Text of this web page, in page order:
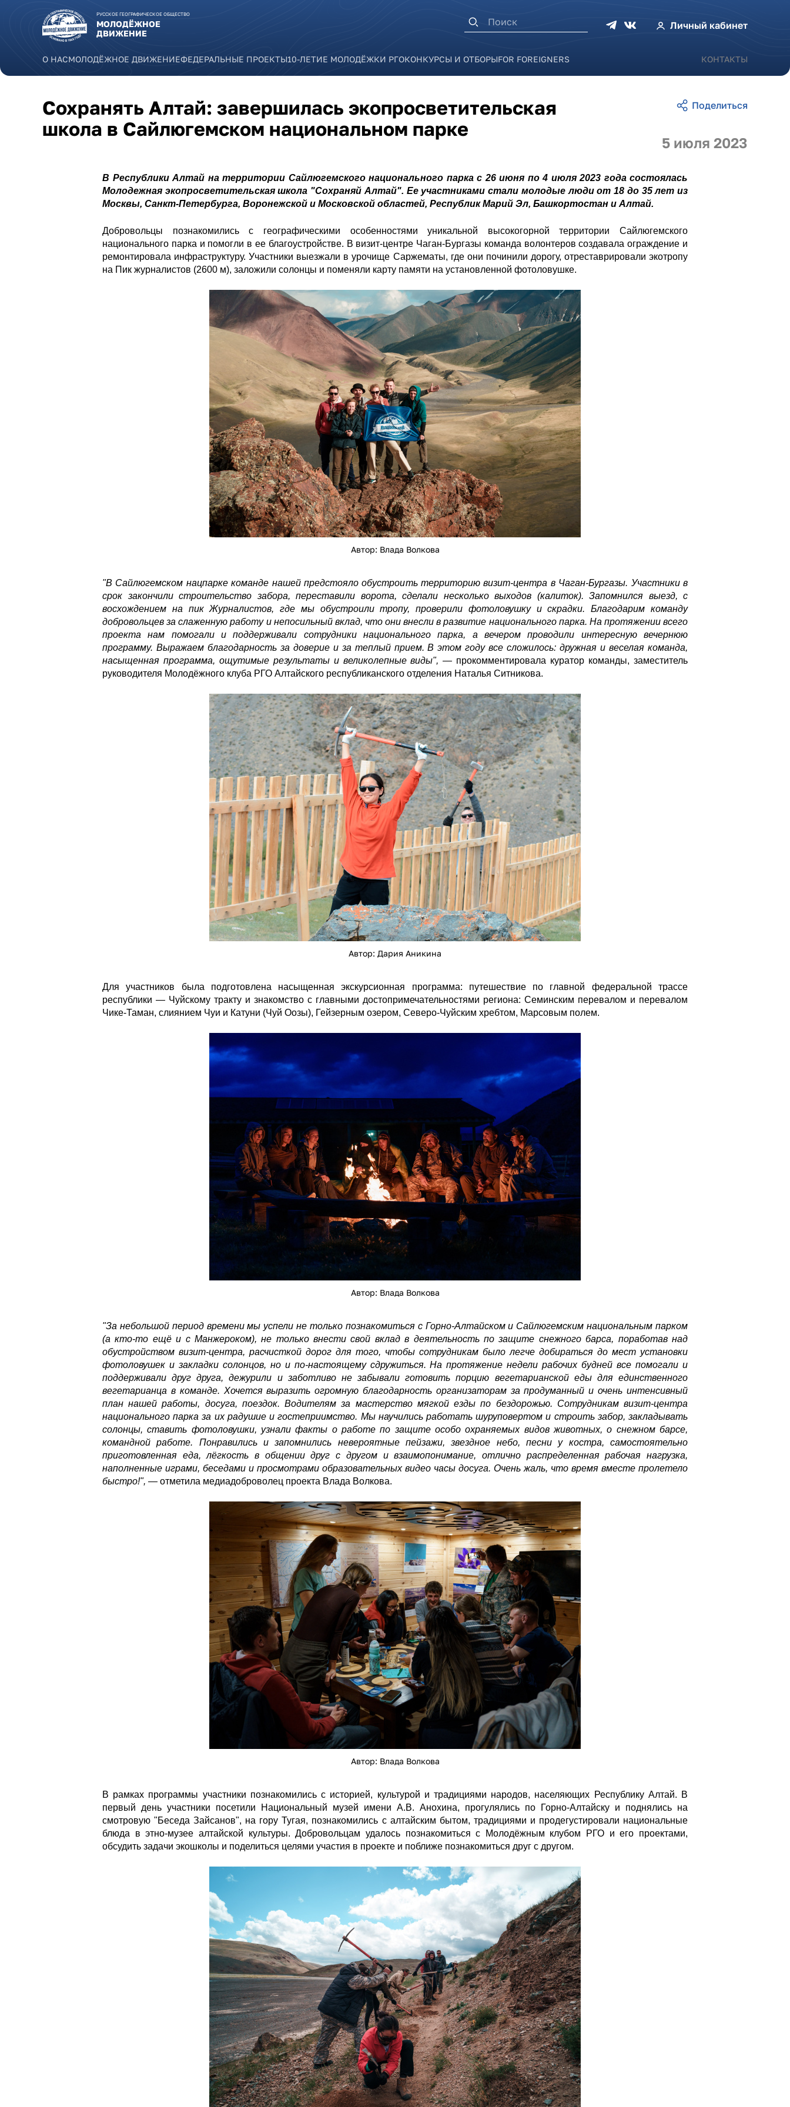
РУССКОЕ ГЕОГРАФИЧЕСКОЕ ОБЩЕСТВО
МОЛОДЁЖНОЕ
ДВИЖЕНИЕ
Личный кабинет
Форма поиска
О НАСМОЛОДЁЖНОЕ ДВИЖЕНИЕФЕДЕРАЛЬНЫЕ ПРОЕКТЫ10-ЛЕТИЕ МОЛОДЁЖКИ РГОКОНКУРСЫ И ОТБОРЫFOR FOREIGNERS КОНТАКТЫ
5 июля 2023
Сохранять Алтай: завершилась экопросветительская
школа в Сайлюгемском национальном парке
В Республики Алтай на территории Сайлюгемского национального парка с 26 июня по 4 июля 2023 года состоялась
Молодежная экопросветительская школа "Сохраняй Алтай". Ее участниками стали молодые люди от 18 до 35 лет из
Москвы, Санкт-Петербурга, Воронежской и Московской областей, Республик Марий Эл, Башкортостан и Алтай.
Добровольцы познакомились с географическими особенностями уникальной высокогорной территории Сайлюгемского
национального парка и помогли в ее благоустройстве. В визит-центре Чаган-Бургазы команда волонтеров создавала ограждение и
ремонтировала инфраструктуру. Участники выезжали в урочище Саржематы, где они починили дорогу, отреставрировали экотропу
на Пик журналистов (2600 м), заложили солонцы и поменяли карту памяти на установленной фотоловушке.
Автор: Влада Волкова
"В Сайлюгемском нацпарке команде нашей предстояло обустроить территорию визит-центра в Чаган-Бургазы. Участники в
срок закончили строительство забора, переставили ворота, сделали несколько выходов (калиток). Запомнился выезд, с
восхождением на пик Журналистов, где мы обустроили тропу, проверили фотоловушку и скрадки. Благодарим команду
добровольцев за слаженную работу и непосильный вклад, что они внесли в развитие национального парка. На протяжении всего
проекта нам помогали и поддерживали сотрудники национального парка, а вечером проводили интересную вечернюю
программу. Выражаем благодарность за доверие и за теплый прием. В этом году все сложилось: дружная и веселая команда,
насыщенная программа, ощутимые результаты и великолепные виды", — прокомментировала куратор команды, заместитель
руководителя Молодёжного клуба РГО Алтайского республиканского отделения Наталья Ситникова.
Автор: Дария Аникина
Для участников была подготовлена насыщенная экскурсионная программа: путешествие по главной федеральной трассе
республики — Чуйскому тракту и знакомство с главными достопримечательностями региона: Семинским перевалом и перевалом
Чике-Таман, слиянием Чуи и Катуни (Чуй Оозы), Гейзерным озером, Северо-Чуйским хребтом, Марсовым полем.
Автор: Влада Волкова
"За небольшой период времени мы успели не только познакомиться с Горно-Алтайском и Сайлюгемским национальным парком
(а кто-то ещё и с Манжероком), не только внести свой вклад в деятельность по защите снежного барса, поработав над
обустройством визит-центра, расчисткой дорог для того, чтобы сотрудникам было легче добираться до мест установки
фотоловушек и закладки солонцов, но и по-настоящему сдружиться. На протяжение недели рабочих будней все помогали и
поддерживали друг друга, дежурили и заботливо не забывали готовить порцию вегетарианской еды для единственного
вегетарианца в команде. Хочется выразить огромную благодарность организаторам за продуманный и очень интенсивный
план нашей работы, досуга, поездок. Водителям за мастерство мягкой езды по бездорожью. Сотрудникам визит-центра
национального парка за их радушие и гостеприимство. Мы научились работать шуруповертом и строить забор, закладывать
солонцы, ставить фотоловушки, узнали факты о работе по защите особо охраняемых видов животных, о снежном барсе,
командной работе. Понравились и запомнились невероятные пейзажи, звездное небо, песни у костра, самостоятельно
приготовленная еда, лёгкость в общении друг с другом и взаимопонимание, отлично распределенная рабочая нагрузка,
наполненные играми, беседами и просмотрами образовательных видео часы досуга. Очень жаль, что время вместе пролетело
быстро!", — отметила медиадоброволец проекта Влада Волкова.
Автор: Влада Волкова
В рамках программы участники познакомились с историей, культурой и традициями народов, населяющих Республику Алтай. В
первый день участники посетили Национальный музей имени А.В. Анохина, прогулялись по Горно-Алтайску и поднялись на
смотровую "Беседа Зайсанов", на гору Тугая, познакомились с алтайским бытом, традициями и продегустировали национальные
блюда в этно-музее алтайской культуры. Добровольцам удалось познакомиться с Молодёжным клубом РГО и его проектами,
обсудить задачи экошколы и поделиться целями участия в проекте и поближе познакомиться друг с другом.